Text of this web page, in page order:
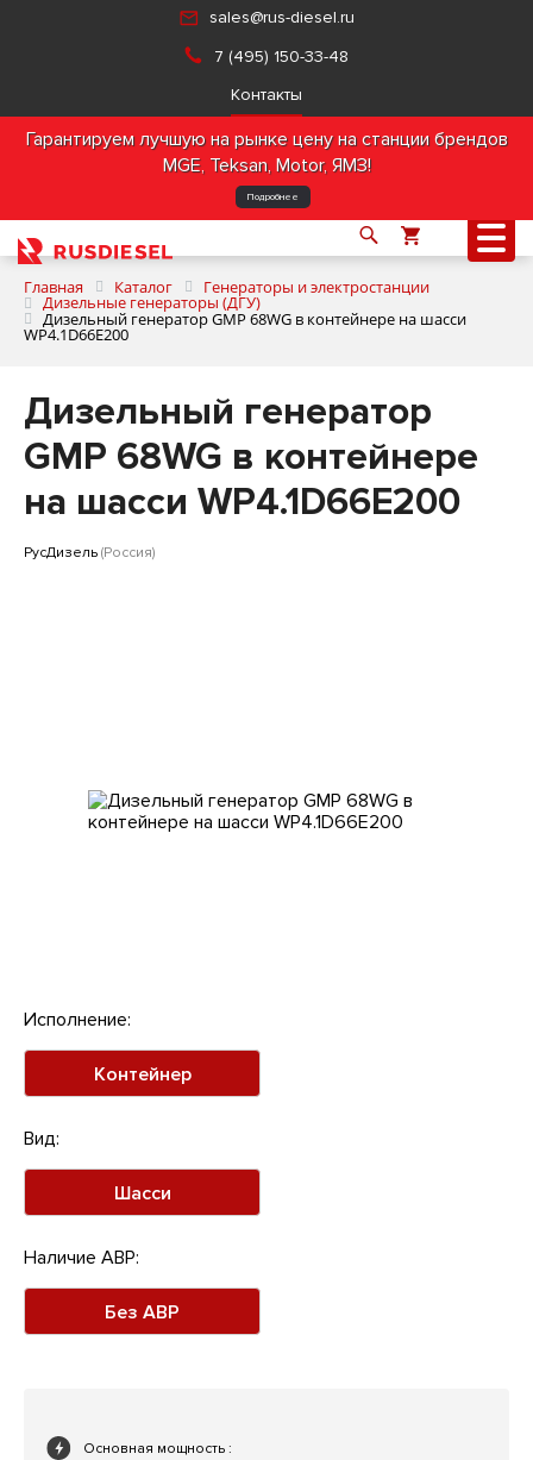
sales@rus-diesel.ru
7 (495) 150-33-48
Контакты
Гарантируем лучшую на рынке цену на станции брендов
MGE, Teksan, Motor, ЯМЗ!
Подробнее
Продукция
Главная Каталог Генераторы и электростанции
Дизельные генераторы (ДГУ)
Дизельный генератор GMP 68WG в контейнере на шасси
WP4.1D66E200
Дизельный генератор
GMP 68WG в контейнере
на шасси WP4.1D66E200
РусДизель (Россия)
Исполнение:
Контейнер
Вид:
Шасси
Наличие АВР:
Без АВР
Основная мощность :